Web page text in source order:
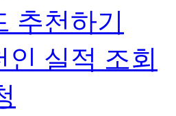
추천하기
인 실적 조회